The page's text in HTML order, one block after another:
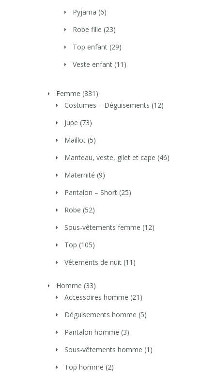
Pyjama (6)
Robe fille (23)
Top enfant (29)
Veste enfant (11)
Femme (331)
Costumes – Déguisements (12)
Jupe (73)
Maillot (5)
Manteau, veste, gilet et cape (46)
Maternité (9)
Pantalon – Short (25)
Robe (52)
Sous-vêtements femme (12)
Top (105)
Vêtements de nuit (11)
Homme (33)
Accessoires homme (21)
Déguisements homme (5)
Pantalon homme (3)
Sous-vêtements homme (1)
Top homme (2)